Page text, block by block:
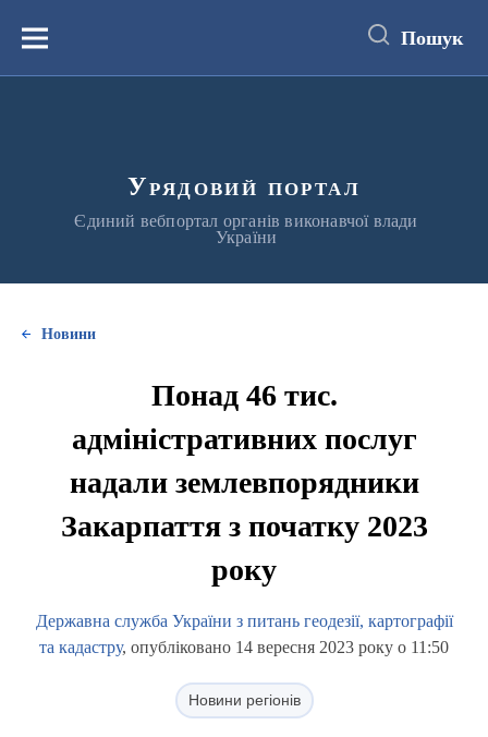
вмістуМеню Пошук
Урядовий портал
Єдиний вебпортал органів виконавчої влади
України
Новини
Понад 46 тис.
адміністративних послуг
надали землевпорядники
Закарпаття з початку 2023
року
Державна служба України з питань геодезії, картографії
та кадастру, опубліковано 14 вересня 2023 року о 11:50
Новини регіонів